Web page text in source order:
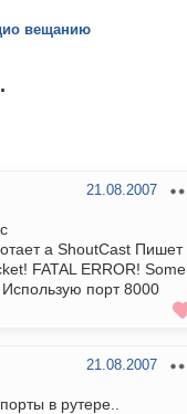
вещанию
21.08.2007
а ShoutCast Пишет
FATAL ERROR! Some
порт 8000
21.08.2007
в рутере..